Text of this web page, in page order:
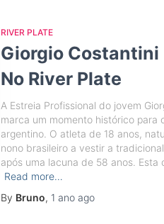
RIVER PLATE
Giorgio Costantini
No River Plate
A Estreia Profissional do jovem
marca um momento histórico para
argentino. O atleta de 18 anos,
nono brasileiro a vestir a
após uma lacuna de 58 anos. Esta
Read more…
By Bruno, 1 ano ago